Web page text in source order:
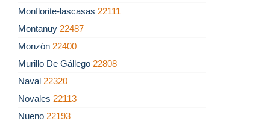
Monflorite-lascasas 22111
Montanuy 22487
Monzón 22400
Murillo De Gállego 22808
Naval 22320
Novales 22113
Nueno 22193